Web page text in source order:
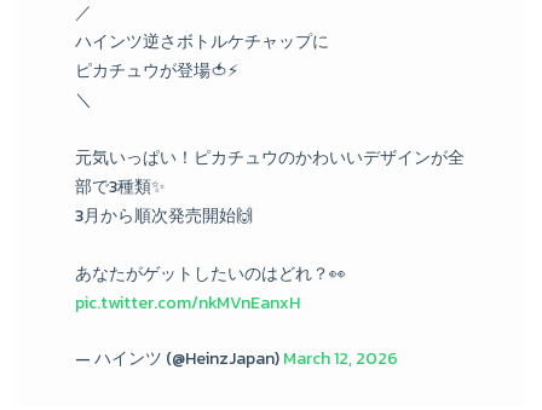
／
ハインツ逆さボトルケチャップに
ピカチュウが登場🍅⚡
＼
元気いっぱい！ピカチュウのかわいいデザインが全
部で3種類✨
3月から順次発売開始🙌
あなたがゲットしたいのはどれ？👀
pic.twitter.com/nkMVnEanxH
— ハインツ (@HeinzJapan)March 12, 2026